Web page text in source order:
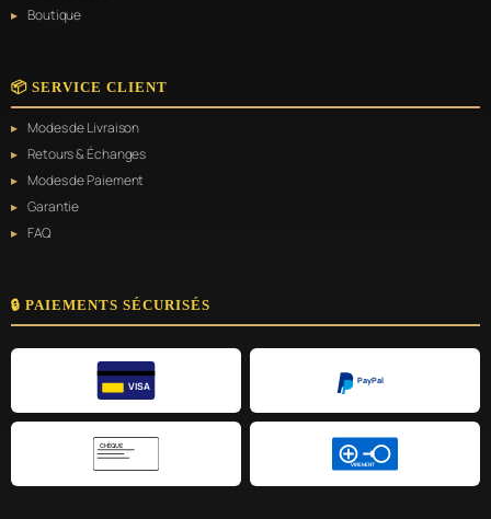
Boutique
📦 SERVICE CLIENT
Modes de Livraison
Retours & Échanges
Modes de Paiement
Garantie
FAQ
🔒 PAIEMENTS SÉCURISÉS
VISA
PayPal
CHÈQUE
VIREMENT